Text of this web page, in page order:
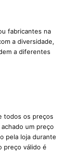
fabricantes na
a diversidade,
a diferentes
todos os preços
um preço
pela loja durante
preço válido é